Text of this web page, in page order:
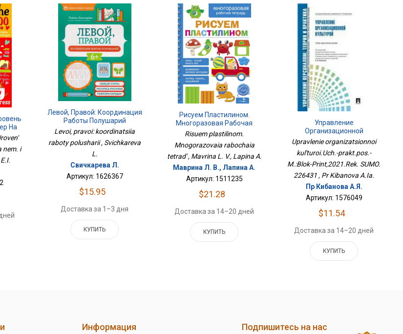
На
nem. i
Левой, Правой: Координация
Работы Полушарий
Levoi, pravoi: koordinatsiia
raboty polusharii , Svichkareva
L.
Свичкарева Л.
Артикул: 1626367
$15.95
Доставка за 1–3 дня
КУПИТЬ
Рисуем Пластилином.
Многоразовая Рабочая
Тетрадь
Risuem plastilinom.
Mnogorazovaia rabochaia
tetrad' , Mavrina L. V., Lapina A.
Маврина Л. В., Лапина А.
Артикул: 1511235
$21.28
Доставка за 14–20 дней
КУПИТЬ
Управление
Организационной
Культурой.Уч.-Практ.пос.-
М.:Блок-Принт,2021.Рек.
СУМО. 226431
Upravlenie organizatsionnoi
kul'turoi.Uch.-prakt.pos.-
M.:Blok-Print,2021.Rek. SUMO.
226431 , Pr Kibanova A.Ia.
Пр Кибанова А.Я.
Артикул: 1576049
$11.54
Доставка за 14–20 дней
КУПИТЬ
Информация Подпишитесь на нас